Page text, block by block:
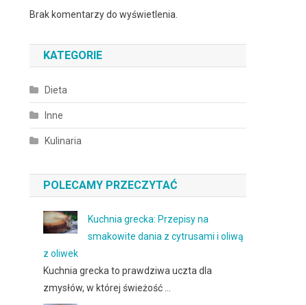
Brak komentarzy do wyświetlenia.
KATEGORIE
Dieta
Inne
Kulinaria
POLECAMY PRZECZYTAĆ
Kuchnia grecka: Przepisy na
smakowite dania z cytrusami i oliwą
z oliwek
Kuchnia grecka to prawdziwa uczta dla
zmysłów, w której świeżość …